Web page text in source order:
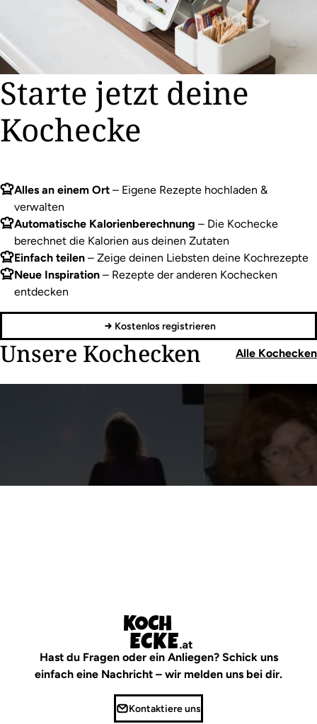
Starte jetzt deine
Kochecke
Alles an einem Ort – Eigene Rezepte hochladen &
verwalten
Automatische Kalorienberechnung – Die Kochecke
berechnet die Kalorien aus deinen Zutaten
Einfach teilen – Zeige deinen Liebsten deine Kochrezepte
Neue Inspiration – Rezepte der anderen Kochecken
entdecken
Kostenlos registrieren
Unsere Kochecken Alle Kochecken
Hast du Fragen oder ein Anliegen? Schick uns
einfach eine Nachricht – wir melden uns bei dir.
Kontaktiere uns